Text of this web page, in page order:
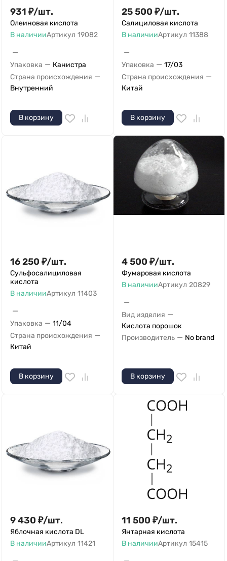
931 ₽/шт.
Олеиновая кислота
В наличииАртикул 19082
—
Упаковка — Канистра
Страна происхождения —
Внутренний
В корзину
25 500 ₽/шт.
Салициловая кислота
В наличииАртикул 11388
—
Упаковка — 17/03
Страна происхождения —
Китай
В корзину
16 250 ₽/шт.
Сульфосалициловая
кислота
В наличииАртикул 11403
—
Упаковка — 11/04
Страна происхождения —
Китай
В корзину
4 500 ₽/шт.
Фумаровая кислота
В наличииАртикул 20829
—
Вид изделия —
Кислота порошок
Производитель — No brand
В корзину
9 430 ₽/шт.
Яблочная кислота DL
В наличииАртикул 11421
11 500 ₽/шт.
Янтарная кислота
В наличииАртикул 15415